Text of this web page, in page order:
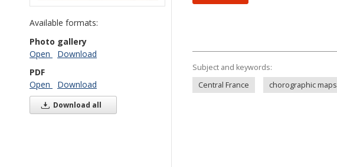
Available formats:
Photo gallery
Open
Download
PDF
Open
Download
Download all
Subject and keywords:
Central France
chorographic maps